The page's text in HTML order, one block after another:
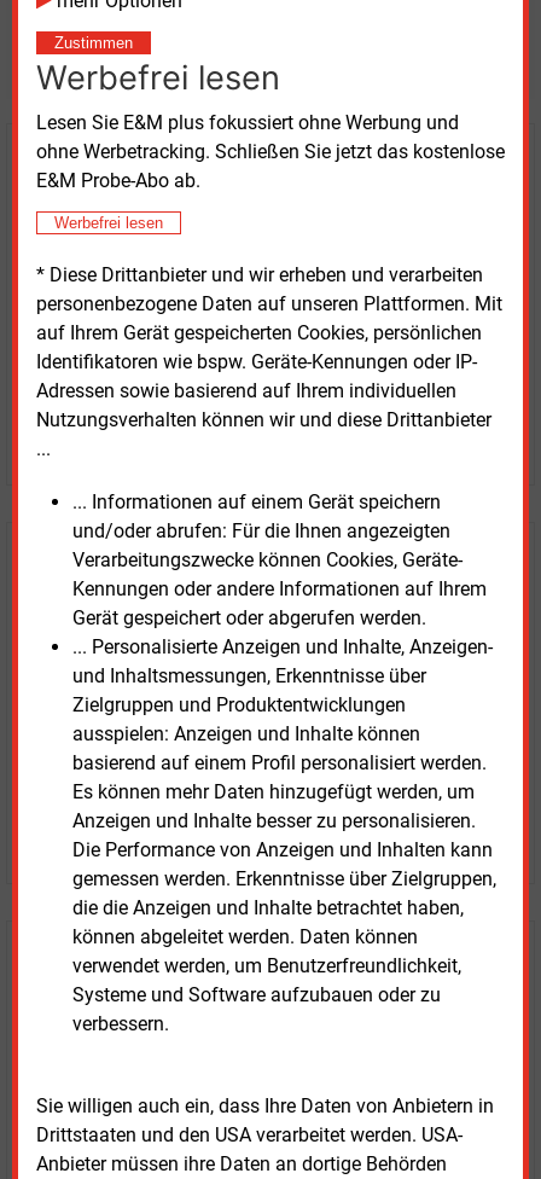
Zustimmen
Werbefrei lesen
Lesen Sie E&M plus fokussiert ohne Werbung und
ohne Werbetracking. Schließen Sie jetzt das kostenlose
E&M Probe-Abo ab.
Werbefrei lesen
* Diese Drittanbieter und wir erheben und verarbeiten
personenbezogene Daten auf unseren Plattformen. Mit
auf Ihrem Gerät gespeicherten Cookies, persönlichen
Identifikatoren wie bspw. Geräte-Kennungen oder IP-
Adressen sowie basierend auf Ihrem individuellen
Nutzungsverhalten können wir und diese Drittanbieter
...
... Informationen auf einem Gerät speichern
und/oder abrufen: Für die Ihnen angezeigten
Verarbeitungszwecke können Cookies, Geräte-
Kennungen oder andere Informationen auf Ihrem
Gerät gespeichert oder abgerufen werden.
... Personalisierte Anzeigen und Inhalte, Anzeigen-
und Inhaltsmessungen, Erkenntnisse über
Zielgruppen und Produktentwicklungen
ausspielen: Anzeigen und Inhalte können
basierend auf einem Profil personalisiert werden.
Es können mehr Daten hinzugefügt werden, um
Anzeigen und Inhalte besser zu personalisieren.
Die Performance von Anzeigen und Inhalten kann
gemessen werden. Erkenntnisse über Zielgruppen,
die die Anzeigen und Inhalte betrachtet haben,
können abgeleitet werden. Daten können
verwendet werden, um Benutzerfreundlichkeit,
Systeme und Software aufzubauen oder zu
verbessern.
Sie willigen auch ein, dass Ihre Daten von Anbietern in
Drittstaaten und den USA verarbeitet werden. USA-
Anbieter müssen ihre Daten an dortige Behörden
Möchten Sie diese und
weitere Nachrichten lesen?
Kaufen Sie den Artikel
erhalten Sie sofort diesen redaktionellen Beitrag für
Testen SieE&M
kostenlos und
unverbindlich
Zwei Wochen kostenfreier Zugang
Zugang auf stündlich aktualisierte Nachrichten mit
Prognose- und Marktdaten
+ einmal täglich E&M daily
+ zwei Ausgaben der Zeitung E&M
ohne automatische Verlängerung
JETZT KOSTENLOS TESTEN
Login für Kunden